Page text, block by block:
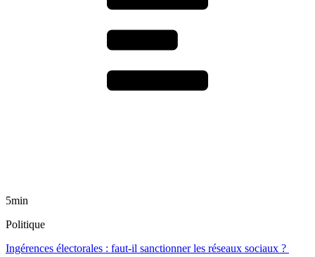
5min
Politique
Ingérences électorales : faut-il sanctionner les réseaux sociaux ?